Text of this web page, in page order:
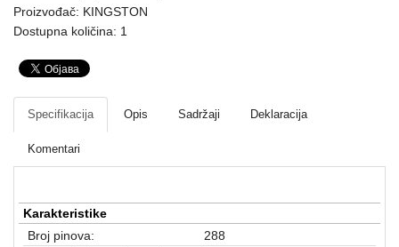
Mrežna
Fotoaparati
kamere
Kućni
aparati
Proizvođač: KINGSTON
Dostupna količina: 1
Specifikacija Opis Sadržaji Deklaracija
Komentari
Karakteristike
Broj pinova:
288